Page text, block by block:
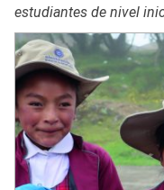
estudiantes de nivel